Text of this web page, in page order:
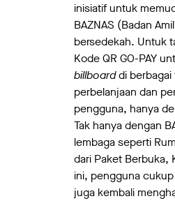
inisiatif untuk
BAZNAS (Badan
bersedekah. Untuk
Kode QR GO-PAY
billboarddi berbagai
perbelanjaan dan
pengguna, hanya
Tak hanya dengan
lembaga seperti
dari Paket Berbuka,
ini, pengguna
juga kembali